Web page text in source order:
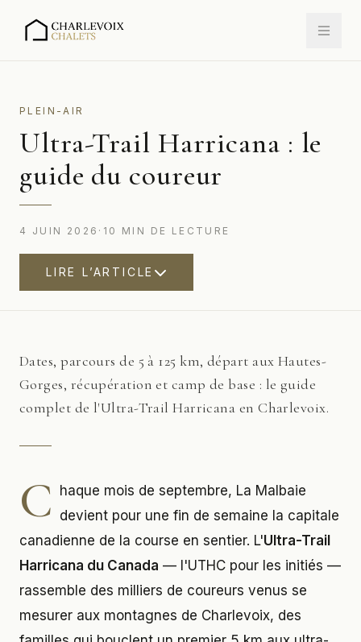
PLEIN-AIR
Ultra-Trail Harricana : le
guide du coureur
4 JUIN 2026 · 10 MIN DE LECTURE
LIRE L’ARTICLE
Dates, parcours de 5 à 125 km, départ aux Hautes-
Gorges, récupération et camp de base : le guide
complet de l'Ultra-Trail Harricana en Charlevoix.
C
haque mois de septembre, La Malbaie
devient pour une fin de semaine la capitale
canadienne de la course en sentier. L'Ultra-Trail
Harricana du Canada — l'UTHC pour les initiés —
rassemble des milliers de coureurs venus se
mesurer aux montagnes de Charlevoix, des